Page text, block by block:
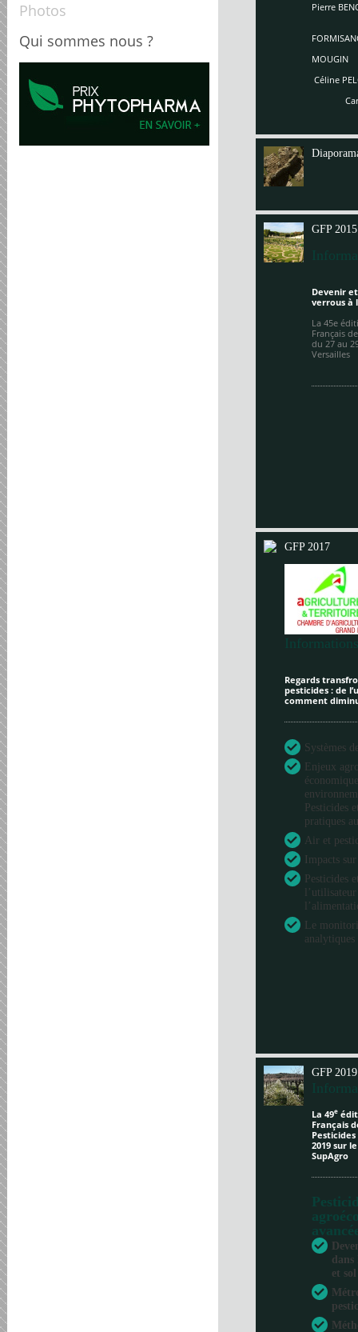
Photos
Qui sommes nous ?
Pierre
MOUGIN
Céline
Carole
GFP 2015
Devenir
verrous à
La 45e
Français
du 27 au
Versailles
GFP 2017
Regards
pesticides : de
comment
Systèmes
Enjeux
Pesticides
pratiques
Air et
Impacts
Pesticides
Le
GFP 2019
La 49e
Français
2019 sur
SupAgro
dans
et sol